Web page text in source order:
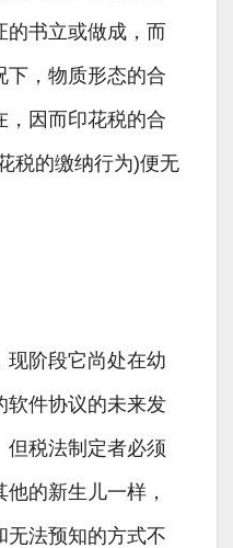
的书立或做成，而
下，物质形态的合
，因而印花税的合
税的缴纳行为)便无
现阶段它尚处在幼
软件协议的未来发
但税法制定者必须
的新生儿一样，
无法预知的方式不